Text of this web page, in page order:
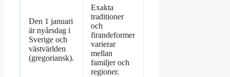
Den 1 januari
är nyårsdag i
Sverige och
västvärlden
(gregoriansk).
Exakta
traditioner
och
firandeformer
varierar
mellan
familjer och
regioner.